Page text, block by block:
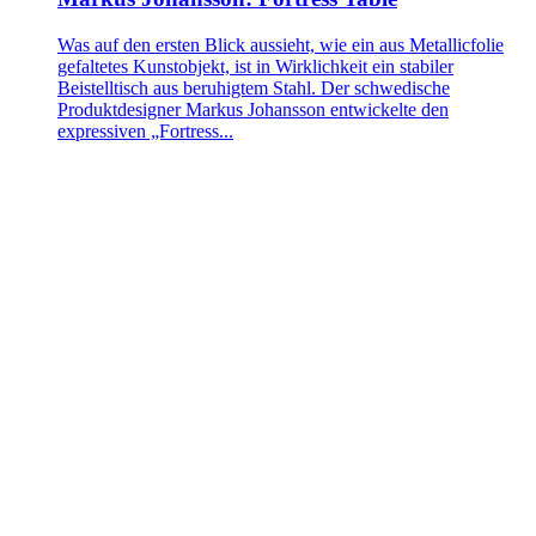
Was auf den ersten Blick aussieht, wie ein aus Metallicfolie
gefaltetes Kunstobjekt, ist in Wirklichkeit ein stabiler
Beistelltisch aus beruhigtem Stahl. Der schwedische
Produktdesigner Markus Johansson entwickelte den
expressiven „Fortress...